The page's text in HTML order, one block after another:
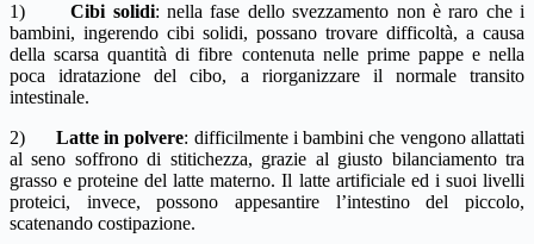
1)Cibi solidi: nella fase dello svezzamento non è raro che i
bambini, ingerendo cibi solidi, possano trovare difficoltà, a causa
della scarsa quantità di fibre contenuta nelle prime pappe e nella
poca idratazione del cibo, a riorganizzare il normale transito
intestinale.
2) Latte in polvere: difficilmente i bambini che vengono allattati
al seno soffrono di stitichezza, grazie al giusto bilanciamento tra
grasso e proteine del latte materno. Il latte artificiale ed i suoi livelli
proteici, invece, possono appesantire l’intestino del piccolo,
scatenando costipazione.